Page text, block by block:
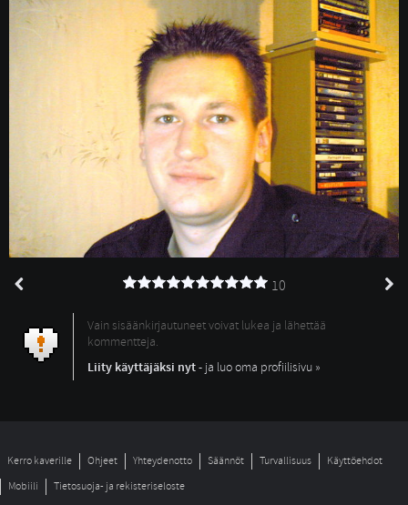
10
Vain sisäänkirjautuneet voivat lukea ja lähettää
kommentteja.
Liity käyttäjäksi nyt- ja luo oma profiilisivu »
Kerro kaverille Ohjeet Yhteydenotto Säännöt Turvallisuus
Käyttöehdot
Mobiili
Tietosuoja- ja rekisteriseloste